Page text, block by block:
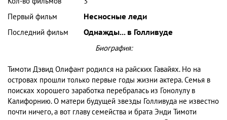
Первый фильм
Несносные леди
Последний фильм
Однажды... в Голливуде
Биография:
Тимоти Дэвид Олифант родился на райских Гавайях. Но на
островах прошли только первые годы жизни актера. Семья в
поисках хорошего заработка перебралась из Гонолулу в
Калифорнию. О матери будущей звезды Голливуда не известно
почти ничего, а вот главу семейства и брата Энди Тимоти